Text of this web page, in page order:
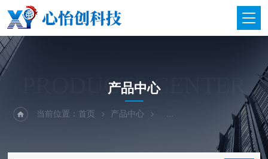
PRODUCTS CENTER
产品中心
当前位置：首页 产品中心 二手仪器-光谱-色谱-质谱